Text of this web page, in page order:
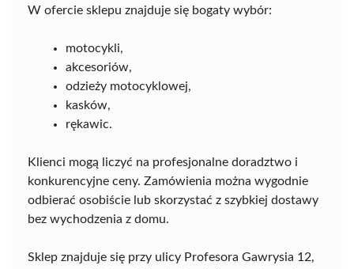
W ofercie sklepu znajduje się bogaty wybór:
motocykli,
akcesoriów,
odzieży motocyklowej,
kasków,
rękawic.
Klienci mogą liczyć na profesjonalne doradztwo i
konkurencyjne ceny. Zamówienia można wygodnie
odbierać osobiście lub skorzystać z szybkiej dostawy
bez wychodzenia z domu.
Sklep znajduje się przy ulicy Profesora Gawrysia 12,